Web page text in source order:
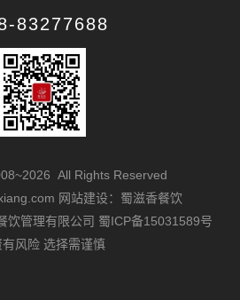
83277688
All Rights Reserved
网站建设：蜀滋香餐饮
饮管理有限公司 蜀ICP备15031589号
有风险 选择需谨慎